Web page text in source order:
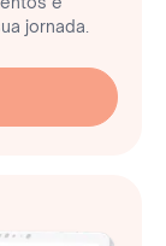
jornada.